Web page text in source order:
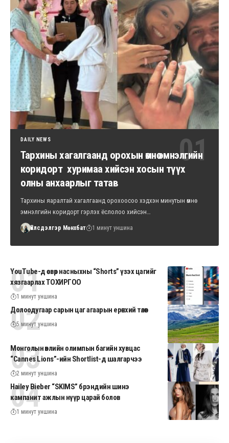
DAILY NEWS
Тархины хагалгаанд орохын өмнө эмнэлгийн
коридорт хуримаа хийсэн хосын түүх
олны анхаарлыг татав
Тархины яаралтай хагалгаанд орохоосоо хэдхэн минутын өмнө
эмнэлгийн коридорт гэрлэх ёслолоо хийсэн…
Үйлсдэлгэр Мөнхбат 1 минут уншина
YouTube-д өсвөр насныхны “Shorts” үзэх цагийг
хязгаарлах ТОХИРГОО
1 минут уншина
Долоодугаар сарын цаг агаарын ерөнхий төлөв
5 минут уншина
Монголын өвлийн олимпын багийн хувцас
“Cannes Lions”-ийн Shortlist-д шалгарчээ
2 минут уншина
Hailey Bieber “SKIMS” брэндийн шинэ
кампанит ажлын нүүр царай болов
1 минут уншина